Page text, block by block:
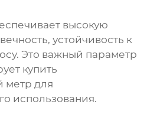
высокую
устойчивость к
Это важный параметр
купить
метр для
использования.